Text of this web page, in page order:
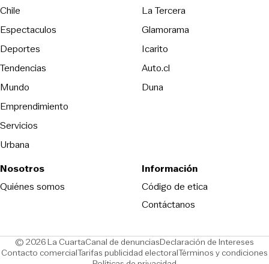
Chile
Espectaculos
Deportes
Tendencias
Mundo
Emprendimiento
Servicios
Urbana
La TerceraOpens in new
Glamorama
Icarito
Auto.cl
DunaOpens in new window
Nosotros
Quiénes somos
Información
Código de eticaOpens in new
Contáctanos
© 2026 La CuartaCanal de denunciasOpens in new window
Declaración de Intereses
Contacto comercialOpens in new window
Tarifas publicidad electoralOpens in new window
Términos y condiciones